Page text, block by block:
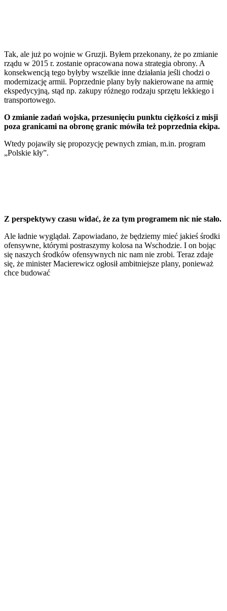
Aktualności
Premiery
Recenzje
Rozrywka
Technologia
Aktualności
Aplikacje mobilne
Gry
Internet
Nauka
Programy
Sprzęt
Muzyka
Książki
Sztuka
Teatr
Magia
Horoskopy
Numerologia
Sennik
Tak, ale już po wojnie w Gruzji. Byłem przekonany, że po zmianie
rządu w 2015 r. zostanie opracowana nowa strategia obrony. A
konsekwencją tego byłyby wszelkie inne działania jeśli chodzi o
modernizację armii. Poprzednie plany były nakierowane na armię
ekspedycyjną, stąd np. zakupy różnego rodzaju sprzętu lekkiego i
transportowego.
O zmianie zadań wojska, przesunięciu punktu ciężkości z misji
poza granicami na obronę granic mówiła też poprzednia ekipa.
Wtedy pojawiły się propozycję pewnych zmian, m.in. program
„Polskie kły”.
Z perspektywy czasu widać, że za tym programem nic nie stało.
Ale ładnie wyglądał. Zapowiadano, że będziemy mieć jakieś środki
ofensywne, którymi postraszymy kolosa na Wschodzie. I on bojąc
się naszych środków ofensywnych nic nam nie zrobi. Teraz zdaje
się, że minister Macierewicz ogłosił ambitniejsze plany, ponieważ
chce budować